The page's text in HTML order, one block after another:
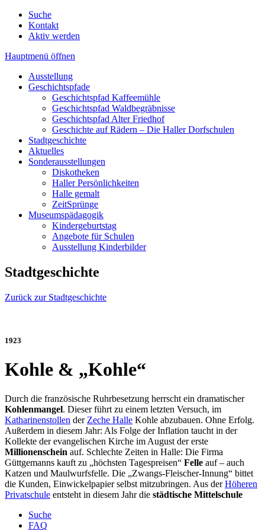
Suche
Kontakt
Aktiv werden
Hauptmenü öffnen
Ausstellung
Geschichtspfade
Geschichtspfad Kaffeemühle
Geschichtspfad Waldbegräbnisse
Geschichtspfad Alter Friedhof
Geschichte auf Rädern – Die Haller Dorfschulen
Stadtgeschichte
Aktuelles
Sonderausstellungen
Diskotheken
Haller Persönlichkeiten
Halle gemalt
ZeitSprünge
Museumspädagogik
Kindergeburtstag
Angebote für Schulen
Ausstellung Kinderbilder
Stadtgeschichte
Zurück zur Stadtgeschichte
1923
Kohle & „Kohle“
Durch die französische Ruhrbesetzung herrscht ein dramatischer
Kohlenmangel. Dieser führt zu einem letzten Versuch, im
Katharinenstollen der Zeche Halle Kohle abzubauen. Ohne Erfolg.
Außerdem in diesem Jahr: Als Folge der Inflation taucht in der
Kollekte der evangelischen Kirche im August der erste
Millionenschein auf. Schlechte Zeiten in Halle: Die Firma
Güttgemanns kauft zu „höchsten Tagespreisen“ Felle auf – auch
Katzen und Maulwurfsfelle. Die „Zwangs-Fleischer-Innung“ bittet
die Kunden, Einwickelpapier selbst mitzubringen. Aus derHöheren
Privatschule entsteht in diesem Jahr die städtische Mittelschule
Suche
FAQ